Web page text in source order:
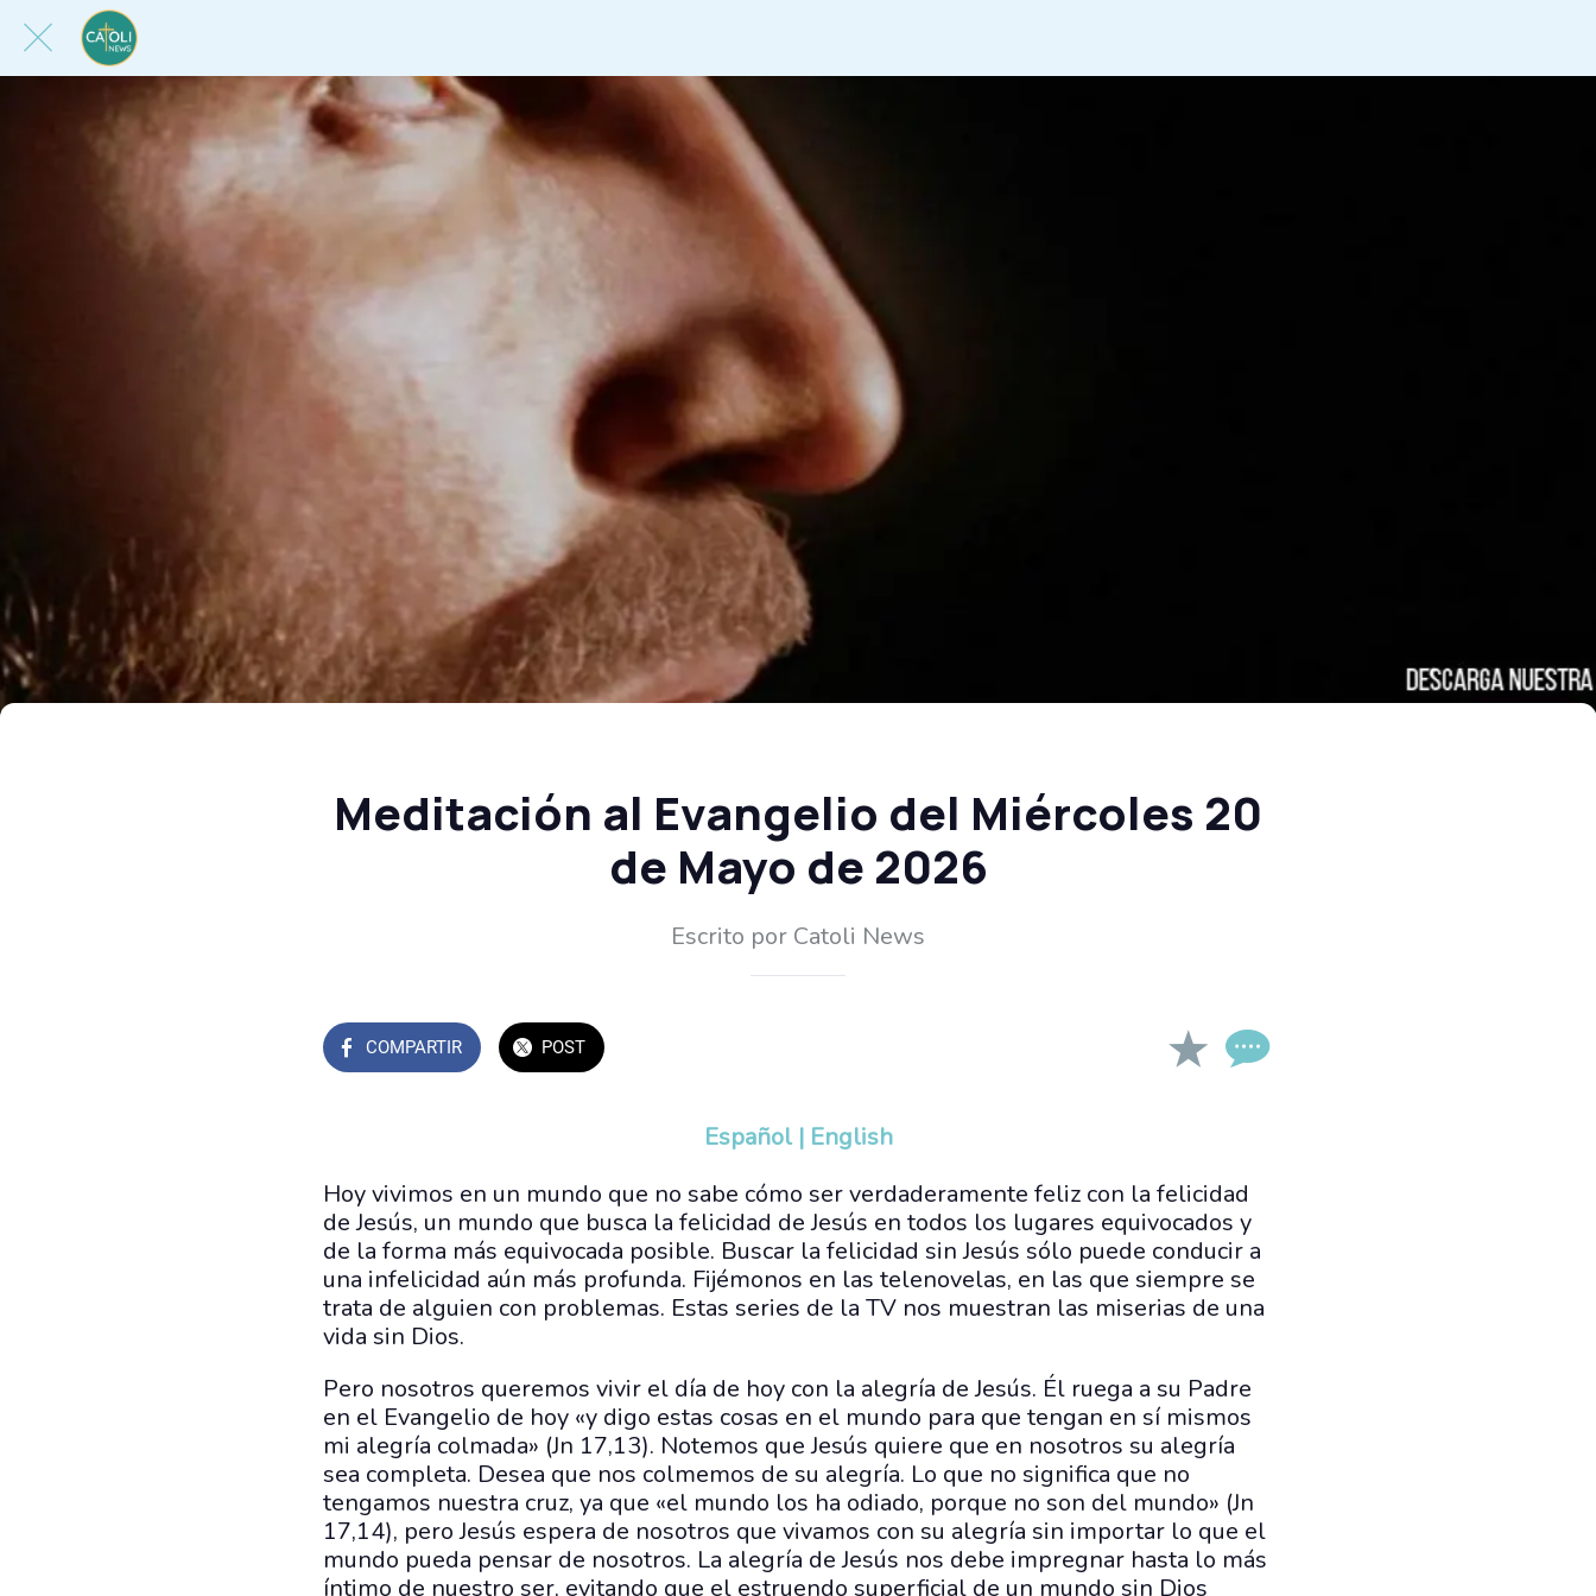
Meditación al Evangelio del Miércoles 20
de Mayo de 2026
Escrito por Catoli News
COMPARTIR POST
Español | English
Hoy vivimos en un mundo que no sabe cómo ser verdaderamente feliz con la felicidad
de Jesús, un mundo que busca la felicidad de Jesús en todos los lugares equivocados y
de la forma más equivocada posible. Buscar la felicidad sin Jesús sólo puede conducir a
una infelicidad aún más profunda. Fijémonos en las telenovelas, en las que siempre se
trata de alguien con problemas. Estas series de la TV nos muestran las miserias de una
vida sin Dios.
Pero nosotros queremos vivir el día de hoy con la alegría de Jesús. Él ruega a su Padre
en el Evangelio de hoy «y digo estas cosas en el mundo para que tengan en sí mismos
mi alegría colmada» (Jn 17,13). Notemos que Jesús quiere que en nosotros su alegría
sea completa. Desea que nos colmemos de su alegría. Lo que no significa que no
tengamos nuestra cruz, ya que «el mundo los ha odiado, porque no son del mundo» (Jn
17,14), pero Jesús espera de nosotros que vivamos con su alegría sin importar lo que el
mundo pueda pensar de nosotros. La alegría de Jesús nos debe impregnar hasta lo más
íntimo de nuestro ser, evitando que el estruendo superficial de un mundo sin Dios